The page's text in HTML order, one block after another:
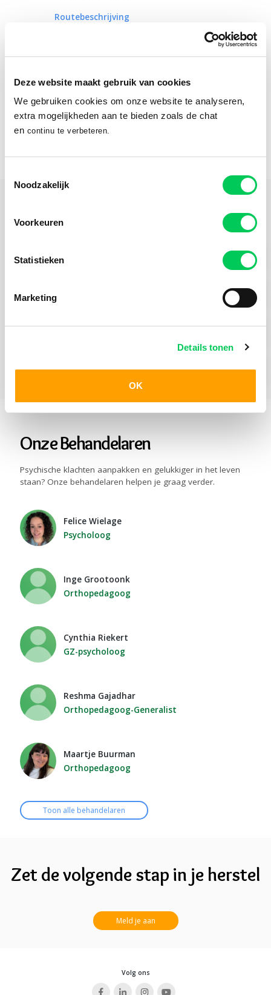
Deze website maakt gebruik van cookies
We gebruiken cookies om onze website te analyseren,
extra mogelijkheden aan te bieden zoals de chat
en continu te verbeteren.
Noodzakelijk
Voorkeuren
Statistieken
Marketing
Details tonen
OK
Routebeschrijving
jij je fijn voelt.
Ontdek Mentaal Beter Online
Hoe werkt aanmelden
Wachttijden
Onze Behandelaren
Psychische klachten aanpakken en gelukkiger in het leven
staan? Onze behandelaren helpen je graag verder.
Felice Wielage
Psycholoog
Inge Grootoonk
Orthopedagoog
Cynthia Riekert
GZ-psycholoog
Reshma Gajadhar
Orthopedagoog-Generalist
Maartje Buurman
Orthopedagoog
Toon alle behandelaren
Zet de volgende stap in je herstel
Meld je aan
Volg ons